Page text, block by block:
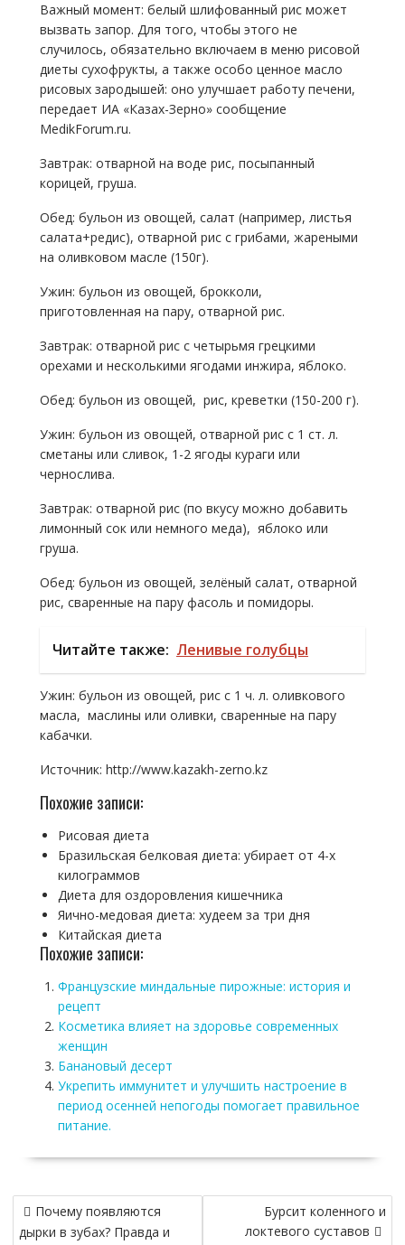
Важный момент: белый шлифованный рис может
вызвать запор. Для того, чтобы этого не
случилось, обязательно включаем в меню рисовой
диеты сухофрукты, а также особо ценное масло
рисовых зародышей: оно улучшает работу печени,
передает ИА «Казах-Зерно» сообщение
MedikForum.ru.
Завтрак: отварной на воде рис, посыпанный
корицей, груша.
Обед: бульон из овощей, салат (например, листья
салата+редис), отварной рис c грибами, жареными
на оливковом масле (150г).
Ужин: бульон из овощей, брокколи,
приготовленная на пару, отварной рис.
Завтрак: отварной рис с четырьмя грецкими
орехами и несколькими ягодами инжира, яблоко.
Обед: бульон из овощей, рис, креветки (150-200 г).
Ужин: бульон из овощей, отварной рис c 1 ст. л.
сметаны или сливок, 1-2 ягоды кураги или
чернослива.
Завтрак: отварной рис (по вкусу можно добавить
лимонный сок или немного меда), яблоко или
груша.
Обед: бульон из овощей, зелёный салат, отварной
рис, сваренные на пару фасоль и помидоры.
Читайте также: Ленивые голубцы
Ужин: бульон из овощей, рис с 1 ч. л. оливкового
масла, маслины или оливки, сваренные на пару
кабачки.
Источник: http://www.kazakh-zerno.kz
Похожие записи:
Рисовая диета
Бразильская белковая диета: убирает от 4-х
килограммов
Диета для оздоровления кишечника
Яично-медовая диета: худеем за три дня
Китайская диета
Похожие записи:
Французские миндальные пирожные: история и
рецепт
Косметика влияет на здоровье современных
женщин
Банановый десерт
Укрепить иммунитет и улучшить настроение в
период осенней непогоды помогает правильное
питание.
Навигация
по
Почему появляются
дырки в зубах? Правда и
Бурсит коленного и
локтевого суставов